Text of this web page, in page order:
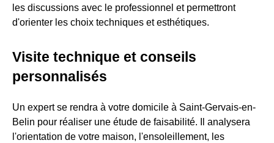
les discussions avec le professionnel et permettront
d'orienter les choix techniques et esthétiques.
Visite technique et conseils
personnalisés
Un expert se rendra à votre domicile à Saint-Gervais-en-
Belin pour réaliser une étude de faisabilité. Il analysera
l'orientation de votre maison, l'ensoleillement, les